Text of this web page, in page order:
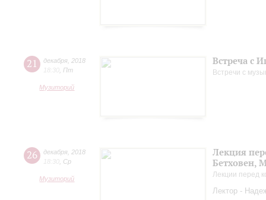
21 декабря 2018
18:30 Пт
Музиторий
Встреча с
Встречи с
26 декабря 2018
18:30 Ср
Музиторий
Лекция
Бетховен,
Лекции перед
Лектор -